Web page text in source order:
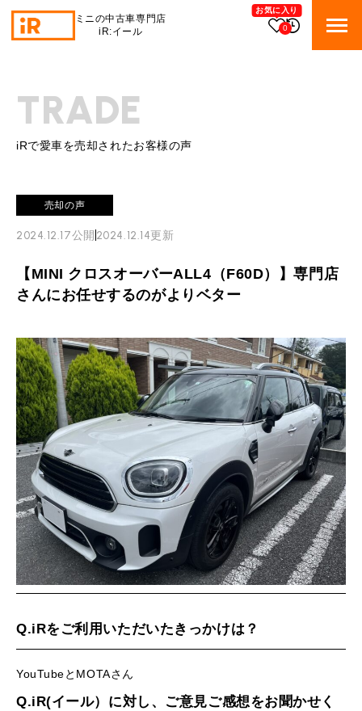
ミニの中古車専門店
iR:イール
お気に入り
0
TOP
iRの買取が他社よりも高い理由
売却手順
買取Q&A
iRで愛車を売却されたお客様の声
BMWミニ買取査定依頼
ローバーミニ買取査定依頼
MAINTENANCE メンテナンス
TOP
ローバーミニ メンテナンス
最近の修理実績
BLOG & MEDIA ブログ＆メディア
MINI Blog スタッフブログ
User's Voice 購入者様の声
Part's Report パーツ販売のご案内
Movie 動画一覧
TOP
BMWミニナレッジ
ローバーミニナレッジ
ABOUT iR iRについて
会社概要
スタッフ紹介
MAP
リクルート
RECRUIT 採用情報
お知らせ プライバシーポリシー
お問い合わせ サイトマップ
工場
お問い合わせ
BMW MINIサービス工場
iR TECH FACTORY iR MAKERS
TEL
MAP
査定依頼
来店予約
TRADE
iRで愛車を売却されたお客様の声
売却の声
2024.12.17公開 2024.12.14更新
【MINI クロスオーバーALL4（F60D）】専門店
さんにお任せするのがよりベター
Q.iRをご利用いただいたきっかけは？
YouTubeとMOTAさん
Q.iR(イール）に対し、ご意見ご感想をお聞かせく